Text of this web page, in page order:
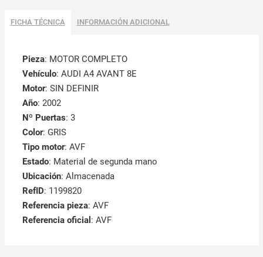
FICHA TÉCNICA INFORMACIÓN ADICIONAL
Pieza: MOTOR COMPLETO
Vehículo: AUDI A4 AVANT 8E
Motor: SIN DEFINIR
Año: 2002
Nº Puertas: 3
Color: GRIS
Tipo motor: AVF
Estado: Material de segunda mano
Ubicación: Almacenada
RefID: 1199820
Referencia pieza: AVF
Referencia oficial : AVF